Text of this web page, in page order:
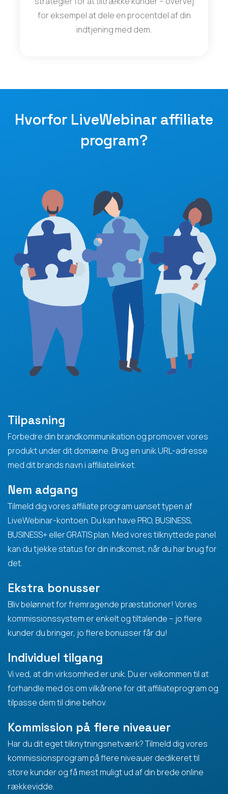
for eksempel at dele en procentdel af din
indtjening med dem.
Hvorfor LiveWebinar affiliate
program?
Tilpasning
Forbedre din brandkommunikation og promover vores
produkt under dit domæne. Brug en unik URL-adresse
med dit brands navn i affiliatelinket.
Nem adgang
Tilmeld dig vores affiliate program uanset typen af
LiveWebinar-kontoen. Du kan have PRO, BUSINESS,
BUSINESS+ eller GRATIS plan. Med vores tilknyttede panel
kan du tjekke status for din indkomst, når du har brug for
det.
Ekstra bonusser
Bliv belønnet for fremragende præstationer! Vores
kommissionssystem er enkelt og tiltalende – jo flere
kunder du bringer, jo flere bonusser får du!
Individuel tilgang
Vi ved, at din virksomhed er unik. Du er velkommen til at
forhandle med os om vilkårene for dit affiliateprogram og
tilpasse dem til dine behov.
Kommission på flere niveauer
Har du dit eget tilknytningsnetværk? Tilmeld dig vores
kommissionsprogram på flere niveauer dedikeret til
store kunder og få mest muligt ud af din brede online
rækkevidde.